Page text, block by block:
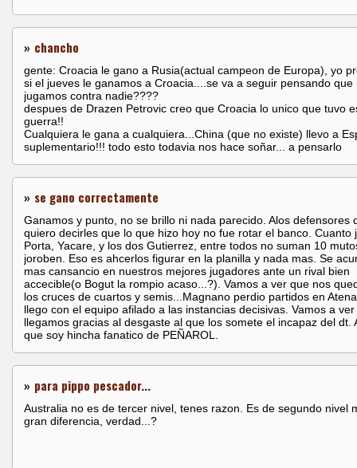
» chancho
gente: Croacia le gano a Rusia(actual campeon de Europa), yo
si el jueves le ganamos a Croacia....se va a seguir pensando que
jugamos contra nadie????
despues de Drazen Petrovic creo que Croacia lo unico que tuvo
guerra!!
Cualquiera le gana a cualquiera...China (que no existe) llevo a
suplementario!!! todo esto todavia nos hace soñar... a pensarlo
» se gano correctamente
Ganamos y punto, no se brillo ni nada parecido. Alos defensores
quiero decirles que lo que hizo hoy no fue rotar el banco. Cuanto
Porta, Yacare, y los dos Gutierrez, entre todos no suman 10
joroben. Eso es ahcerlos figurar en la planilla y nada mas. Se
mas cansancio en nuestros mejores jugadores ante un rival bien
accecible(o Bogut la rompio acaso...?). Vamos a ver que nos
los cruces de cuartos y semis...Magnano perdio partidos en
llego con el equipo afilado a las instancias decisivas. Vamos a
llegamos gracias al desgaste al que los somete el incapaz del dt.
que soy hincha fanatico de PEÑAROL.
» para pippo pescador...
Australia no es de tercer nivel, tenes razon. Es de segundo nivel
gran diferencia, verdad...?